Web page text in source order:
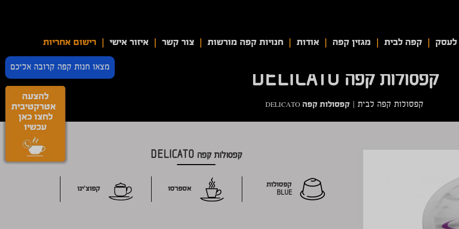
קפה לבית מגזין קפה אודות חנויות קפה מורשות צור קשר איזור אישי רישום אחריות
קפסולות קפה DELICATO
קפסולות קפה לבית |קפסולות קפה DELICATO
קפסולות קפה DELICATO
קפסולות
BLUE אספרסו קפוצ'ינו
מצאו חנות קפה קרובה אליכם
להצעה
אטרקטיבית
לחצו כאן
עכשיו